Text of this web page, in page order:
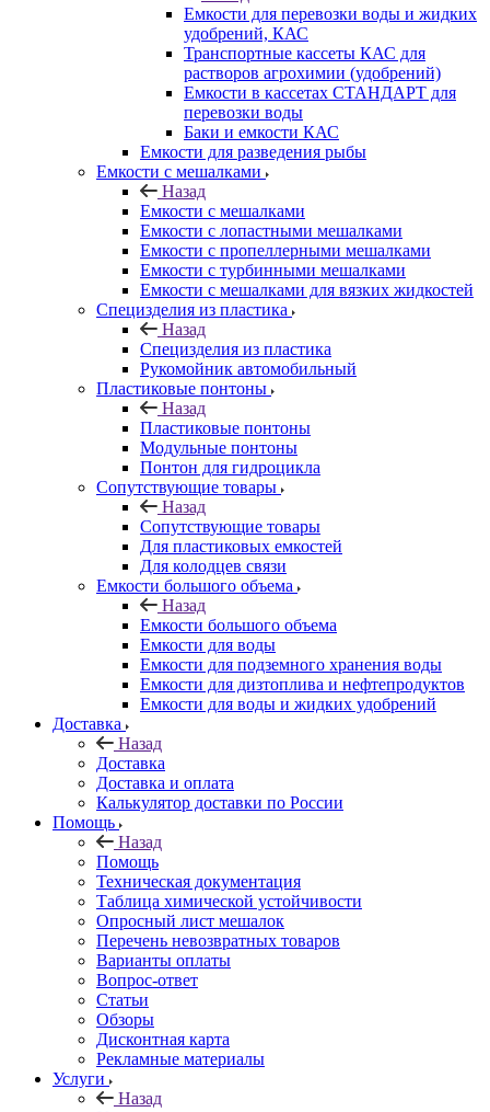
Емкости для перевозки воды и жидких
удобрений, КАС
Транспортные кассеты КАС для
растворов агрохимии (удобрений)
Емкости в кассетах СТАНДАРТ для
перевозки воды
Баки и емкости КАС
Емкости для разведения рыбы
Емкости с мешалками
Назад
Емкости с мешалками
Емкости с лопастными мешалками
Емкости с пропеллерными мешалками
Емкости с турбинными мешалками
Емкости с мешалками для вязких жидкостей
Специзделия из пластика
Назад
Специзделия из пластика
Рукомойник автомобильный
Пластиковые понтоны
Назад
Пластиковые понтоны
Модульные понтоны
Понтон для гидроцикла
Сопутствующие товары
Назад
Сопутствующие товары
Для пластиковых емкостей
Для колодцев связи
Емкости большого объема
Назад
Емкости большого объема
Емкости для воды
Емкости для подземного хранения воды
Емкости для дизтоплива и нефтепродуктов
Емкости для воды и жидких удобрений
Доставка
Назад
Доставка
Доставка и оплата
Калькулятор доставки по России
Помощь
Назад
Помощь
Техническая документация
Таблица химической устойчивости
Опросный лист мешалок
Перечень невозвратных товаров
Варианты оплаты
Вопрос-ответ
Статьи
Обзоры
Дисконтная карта
Рекламные материалы
Услуги
Назад